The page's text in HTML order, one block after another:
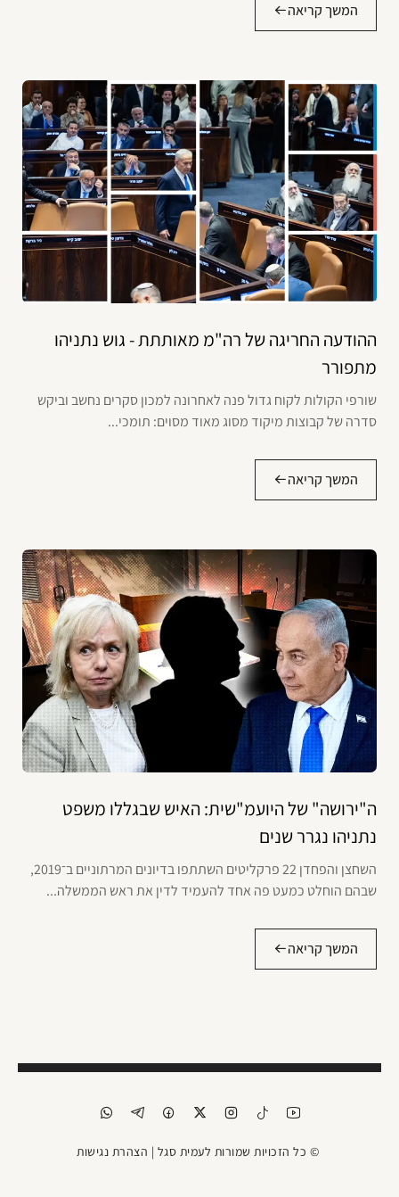
המשך קריאה
ההודעה החריגה של רה"מ מאותתת - גוש נתניהו
מתפורר
שורפי הקולות לקוח גדול פנה לאחרונה למכון סקרים נחשב וביקש
סדרה של קבוצות מיקוד מסוג מאוד מסוים: תומכי...
המשך קריאה
ה"ירושה" של היועמ"שית: האיש שבגללו משפט
נתניהו נגרר שנים
השחצן והפחדן 22 פרקליטים השתתפו בדיונים המרתוניים ב־2019,
שבהם הוחלט כמעט פה אחד להעמיד לדין את ראש הממשלה...
המשך קריאה
© כל הזכויות שמורות לעמית סגל | הצהרת נגישות